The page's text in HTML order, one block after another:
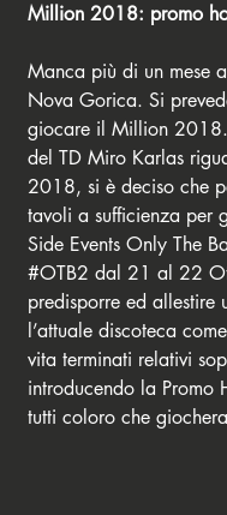
Million 2018: promo
Manca più di un mese
Nova Gorica. Si
giocare il Million 2018.
del TD Miro Karlas
2018, si è deciso che
tavoli a sufficienza per
Side Events Only The
#OTB2 dal 21 al 22
predisporre ed allestire
l’attuale discoteca
vita terminati relativi
introducendo la
tutti coloro che